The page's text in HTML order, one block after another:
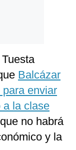
Balcázar
enviar
a la clase
no habrá
y la